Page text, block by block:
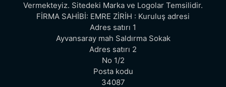
Vermekteyiz. Sitedeki Marka ve Logolar Temsilidir.
FİRMA SAHİBİ: EMRE ZİRİH : Kuruluş adresi
Adres satırı 1
Ayvansaray mah Saldırma Sokak
Adres satırı 2
No 1/2
Posta kodu
34087